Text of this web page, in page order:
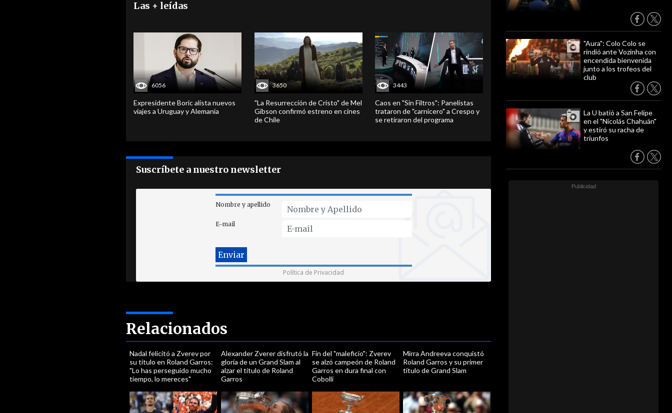
"Aura": Colo Colo se
rindió ante Vozinha con
encendida bienvenida
junto a los trofeos del
club
La U batió a San Felipe
en el "Nicolás Chahuán"
y estiró su racha de
triunfos
Las + leídas
6056
Expresidente Boric alista nuevos
viajes a Uruguay y Alemania
3650
"La Resurrección de Cristo" de Mel
Gibson confirmó estreno en cines
de Chile
3443
Caos en "Sin Filtros": Panelistas
trataron de "carnicero" a Crespo y
se retiraron del programa
Suscríbete a nuestro newsletter
Nombre y apellido
E-mail
Política de Privacidad
Relacionados
Nadal felicitó a Zverev por
su título en Roland Garros:
"Lo has perseguido mucho
tiempo, lo mereces"
Alexander Zverer disfrutó la
gloria de un Grand Slam al
alzar el título de Roland
Garros
Fin del "maleficio": Zverev
se alzó campeón de Roland
Garros en dura final con
Cobolli
Mirra Andreeva conquistó
Roland Garros y su primer
título de Grand Slam